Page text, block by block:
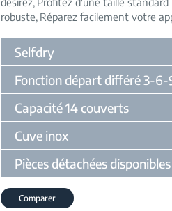
robuste Réparez facilement votre
Selfdry
Fonction départ différé 3-6-
Capacité 14 couverts
Cuve inox
Pièces détachées
Comparer